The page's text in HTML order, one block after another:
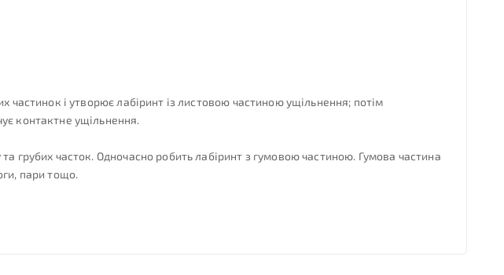
і утворює лабіринт із листовою частиною ущільнення; потім
контактне ущільнення.
грубих часток. Одночасно робить лабіринт з гумовою частиною. Гумова частина
пари тощо.